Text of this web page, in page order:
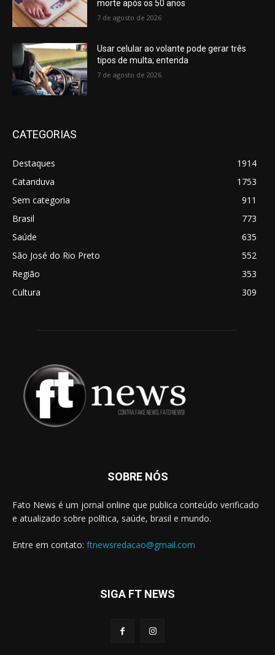
morte após os 50 anos
7 de agosto de 2026
Usar celular ao volante pode gerar três
tipos de multa; entenda
7 de agosto de 2026
CATEGORIAS
Destaques
1914
Catanduva
1753
Sem categoria
911
Brasil
773
Saúde
635
São José do Rio Preto
552
Região
353
Cultura
309
SOBRE NÓS
Fato News é um jornal online que publica conteúdo verificado
e atualizado sobre política, saúde, brasil e mundo.
Entre em contato: ftnewsredacao@gmail.com
SIGA FT NEWS